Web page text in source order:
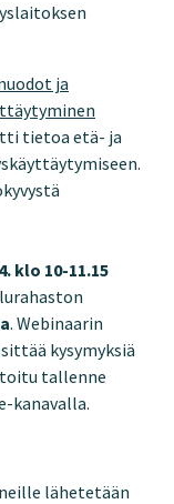
ja
tietoa etä- ja
klo 10-11.15
. Webinaarin
kysymyksiä
tallenne
kanavalla.
lähetetään